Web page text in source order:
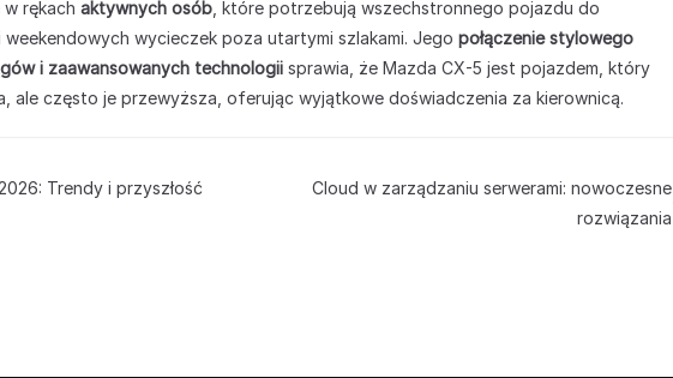
rękach aktywnych osób , które potrzebują wszechstronnego pojazdu do
wycieczek poza utartymi szlakami. Jego połączenie stylowego
i zaawansowanych technologii sprawia, że Mazda CX-5 jest pojazdem, który
ale często je przewyższa, oferując wyjątkowe doświadczenia za kierownicą.
Trendy i przyszłość
Cloud w zarządzaniu serwerami: nowoczesne
rozwiązania